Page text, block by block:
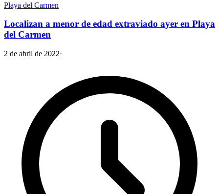
Playa del Carmen
Localizan a menor de edad extraviado ayer en Playa
del Carmen
2 de abril de 2022·